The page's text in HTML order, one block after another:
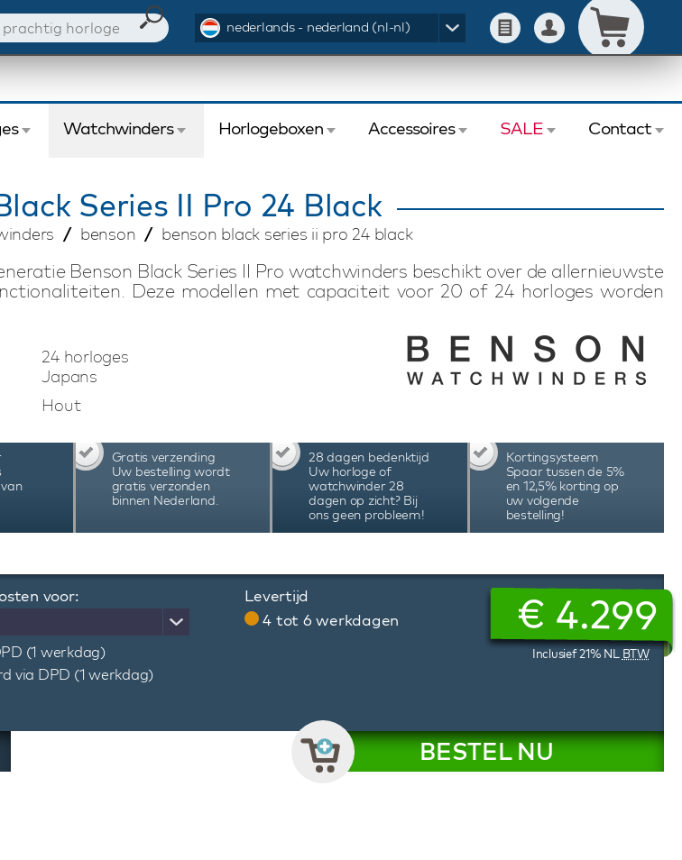
nederlands - nederland (nl-nl)
Watchwinders Horlogeboxen Accessoires SALE Contact
Series II Pro 24 Black
benson benson black series ii pro 24 black
Benson Black Series II Pro watchwinders beschikt over de allernieuwste
Deze modellen met capaciteit voor 20 of 24 horloges worden
hand vervaardigd en hebben een prachtige afwerking. Deze Benson Black
Black watchwinder is geschikt voor het opwinden van 24 automatische
en biedt een extra opbergruimte. Dit model is volledig naar wens
moderne touchscreen qua draairichting en het aantal omwentelingen per
wind je elk automatisch horloge, ongeacht merk of model, professioneel
Benson Black Series II Pro 24 Black watchwinder is voorzien van hoogwaardige
LED verlichting en power winding. De motoren starten en stoppen keurig
De combinatie van hoogwaardige techniek en uitgebreide functies maken
Series II Pro 24 Black watchwinder de beste keuze voor het opwinden van
horloges. Bekijk de video voor een compleet beeld van deze prachtige
24 horloges
Japans
Hout
Gratis verzending
Uw bestelling wordt
gratis verzonden
binnen Nederland.
28 dagen bedenktijd
Uw horloge of
watchwinder 28
dagen op zicht? Bij
ons geen probleem!
Kortingsysteem
Spaar tussen de 5%
en 12,5% korting op
uw volgende
bestelling!
voor:
(1 werkdag)
via DPD (1 werkdag)
Levertijd
4 tot 6 werkdagen
€ 4.299
Inclusief 21% NL BTW
BESTEL NU